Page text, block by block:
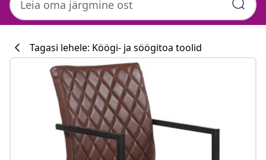
#sharemevidaxl
Tagasi lehele: Köögi- ja söögitoa toolid